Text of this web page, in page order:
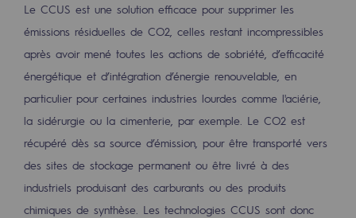
Territorial
Territorial
Engagements auprès des territoires
Social
Social
Notre investissement dans les
Inclusion
Le CCUS est une solution efficace pour supprimer les
émissions résiduelles de CO2, celles restant incompressibles
après avoir mené toutes les actions de sobriété, d’efficacité
énergétique et d’intégration d’énergie renouvelable, en
particulier pour certaines industries lourdes comme l'aciérie,
la sidérurgie ou la cimenterie, par exemple. Le CO2 est
récupéré dès sa source d’émission, pour être transporté vers
des sites de stockage permanent ou être livré à des
industriels produisant des carburants ou des produits
chimiques de synthèse. Les technologies CCUS sont donc